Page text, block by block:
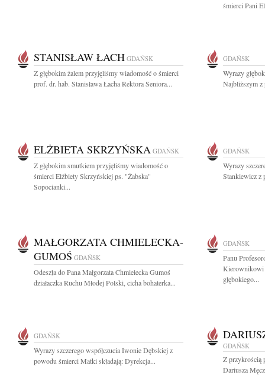
śmierci Pani
STANISŁAW ŁACH GDAŃSK
Z głębokim żalem przyjęliśmy wiadomość o śmierci
prof. dr. hab. Stanisława Łacha Rektora Seniora...
GDAŃSK
Wyrazy
Najbliższym z
ELŻBIETA SKRZYŃSKA GDAŃSK
Z głębokim smutkiem przyjęliśmy wiadomość o
śmierci Elżbiety Skrzyńskiej ps. "Żabska"
Sopocianki...
GDAŃSK
Wyrazy
Stankiewicz z
MAŁGORZATA CHMIELECKA-
GUMOŚ GDAŃSK
Odeszła do Pana Małgorzata Chmielecka Gumoś
działaczka Ruchu Młodej Polski, cicha bohaterka...
GDAŃSK
Panu
głębokiego...
GDAŃSK
Wyrazy szczerego współczucia Iwonie Dębskiej z
powodu śmierci Matki składają: Dyrekcja...
GDAŃSK
Z przykrością
Dariusza